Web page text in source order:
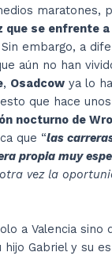
maratones,
que se enfrente
Sin embargo, a
aún no han
, Osadcow ya lo
que hace
nocturno de
que “las
propia muy
vez la
a Valencia sino
Gabriel y su